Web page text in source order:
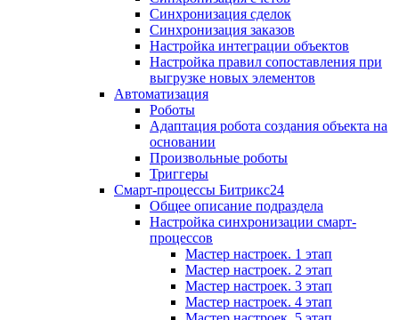
Синхронизация сделок
Синхронизация заказов
Настройка интеграции объектов
Настройка правил сопоставления при
выгрузке новых элементов
Автоматизация
Роботы
Адаптация робота создания объекта на
основании
Произвольные роботы
Триггеры
Смарт-процессы Битрикс24
Общее описание подраздела
Настройка синхронизации смарт-
процессов
Мастер настроек. 1 этап
Мастер настроек. 2 этап
Мастер настроек. 3 этап
Мастер настроек. 4 этап